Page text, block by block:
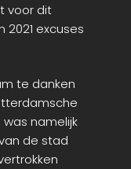
voor dit
2021 excuses
te danken
was namelijk
de stad